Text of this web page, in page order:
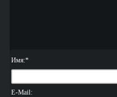
Имя:*
E-Mail: